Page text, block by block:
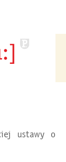
ustawy o